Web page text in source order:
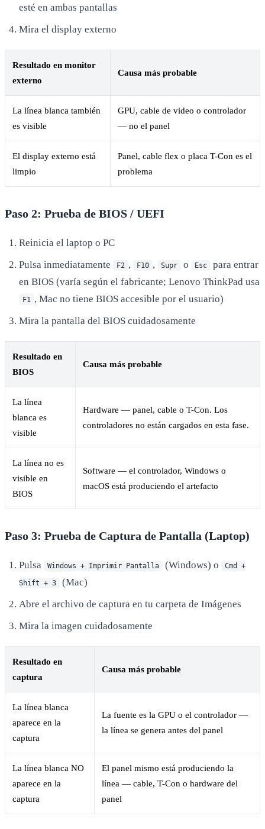
esté en ambas pantallas
Mira el display externo
Resultado en monitor
externo
Causa más probable
La línea blanca también
es visible
GPU, cable de video o controlador
— no el panel
El display externo está
limpio
Panel, cable flex o placa T-Con es el
problema
Paso 2: Prueba de BIOS / UEFI
Reinicia el laptop o PC
Pulsa inmediatamente
F2 , F10 , Supr o Esc
para entrar
en BIOS (varía según el fabricante; Lenovo ThinkPad usa
F1 , Mac no tiene BIOS accesible por el usuario)
Mira la pantalla del BIOS cuidadosamente
Resultado en
BIOS
Causa más probable
La línea
blanca es
visible
Hardware — panel, cable o T-Con. Los
controladores no están cargados en esta fase.
La línea no es
visible en
BIOS
Software — el controlador, Windows o
macOS está produciendo el artefacto
Paso 3: Prueba de Captura de Pantalla (Laptop)
Pulsa Windows + Imprimir Pantalla (Windows) o Cmd +
Shift + 3
(Mac)
Abre el archivo de captura en tu carpeta de Imágenes
Mira la imagen cuidadosamente
Resultado en
captura
Causa más probable
La línea blanca
aparece en la
captura
La fuente es la GPU o el controlador —
la línea se genera antes del panel
La línea blanca NO
aparece en la
captura
El panel mismo está produciendo la
línea — cable, T-Con o hardware del
panel